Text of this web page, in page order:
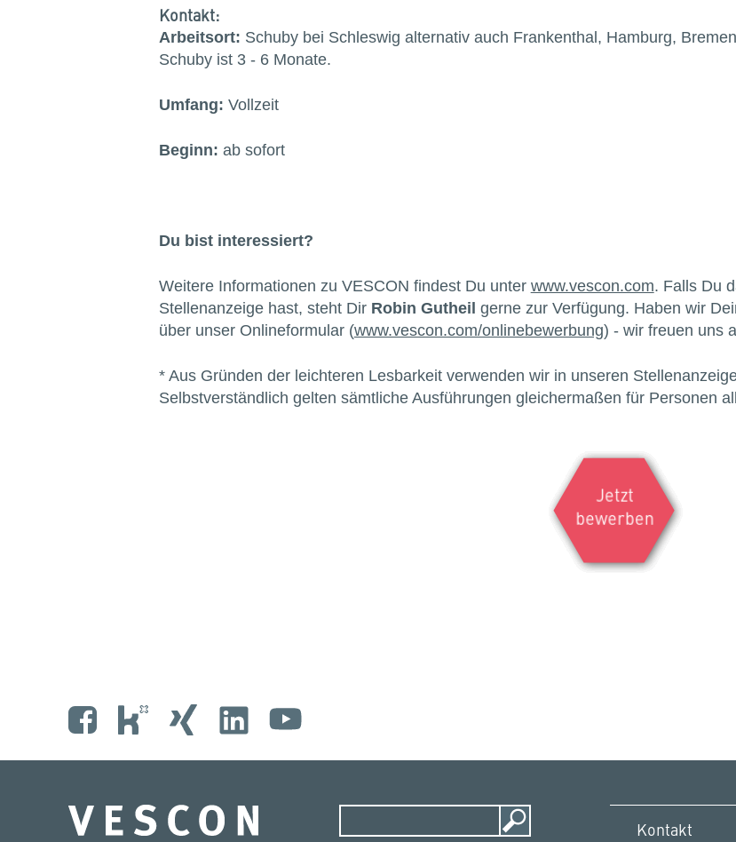
Kontakt:
Arbeitsort: Schuby bei Schleswig alternativ auch Frankenthal, Hamburg,
Schuby ist 3 - 6 Monate.
Umfang: Vollzeit
Beginn: ab sofort
Du bist interessiert?
Weitere Informationen zu VESCON findest Du unter www.vescon.com. Falls Du
Stellenanzeige hast, steht DirRobin Gutheil gerne zur Verfügung. Haben wir
über unser Onlineformular (www.vescon.com/onlinebewerbung) - wir freuen uns
* Aus Gründen der leichteren Lesbarkeit verwenden wir in unseren
Selbstverständlich gelten sämtliche Ausführungen gleichermaßen für Personen
Jetzt
bewerben
Kontakt